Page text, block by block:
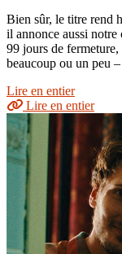
Bien sûr, le titre rend
il annonce aussi
99 jours de
beaucoup ou un peu
Lire en entier
Lire en entier